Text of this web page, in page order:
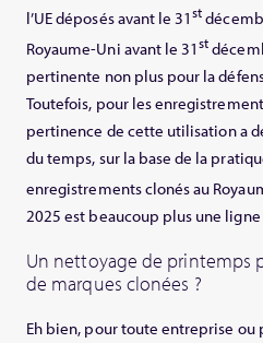
l’UE déposés avant le 31st
Royaume-Uni avant le 31st
pertinente non plus pour la
Toutefois, pour les
pertinence de cette utilisation a
du temps, sur la base de la
enregistrements clonés au
2025 est beaucoup plus une
Un nettoyage de printemps
de marques clonées ?
Eh bien, pour toute entreprise ou